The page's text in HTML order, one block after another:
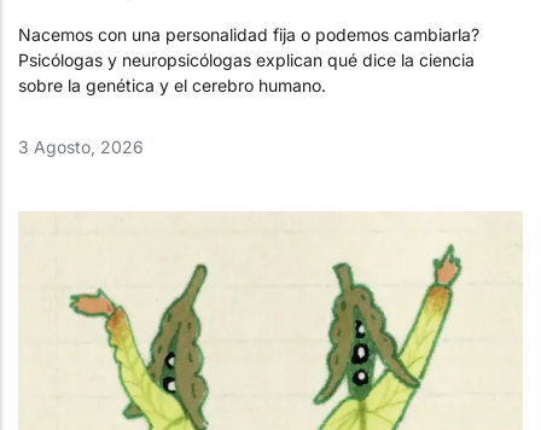
Nacemos con una personalidad fija o podemos cambiarla?
Psicólogas y neuropsicólogas explican qué dice la ciencia
sobre la genética y el cerebro humano.
3 Agosto, 2026